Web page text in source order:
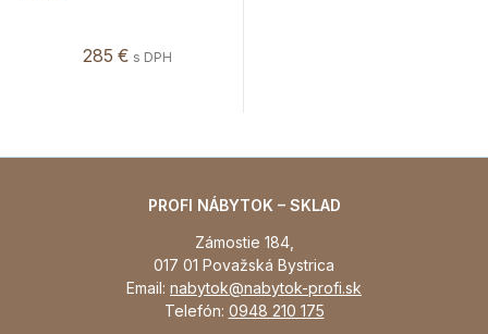
285 € s DPH
PROFI NÁBYTOK – SKLAD
Zámostie 184,
017 01 Považská Bystrica
Email: nabytok@nabytok-profi.sk
Telefón: 0948 210 175